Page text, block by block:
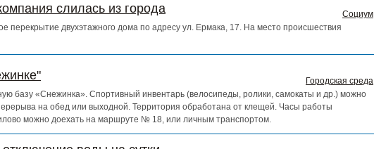
слилась из города
Социум
перекрытие двухэтажного дома по адресу ул. Ермака, 17. На место происшествия
Городская среда
базу «Снежинка». Спортивный инвентарь (велосипеды, ролики, самокаты и др.) можно
на обед или выходной. Территория обработана от клещей. Часы работы
можно доехать на маршруте № 18, или личным транспортом.